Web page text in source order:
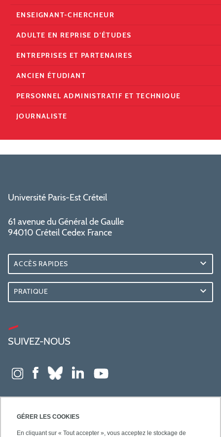
GÉRER LES COOKIES
En cliquant sur « Tout accepter », vous acceptez le stockage de
ENSEIGNANT-CHERCHEUR
ADULTE EN REPRISE D'ÉTUDES
ENTREPRISES ET PARTENAIRES
ANCIEN ÉTUDIANT
PERSONNEL ADMINISTRATIF ET TECHNIQUE
JOURNALISTE
Université Paris-Est Créteil
61 avenue du Général de Gaulle
94010 Créteil Cedex France
ACCÈS RAPIDES
PRATIQUE
SUIVEZ-NOUS